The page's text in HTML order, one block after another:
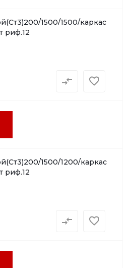
1500/1500/каркас
риф.12
1500/1200/каркас
риф.12